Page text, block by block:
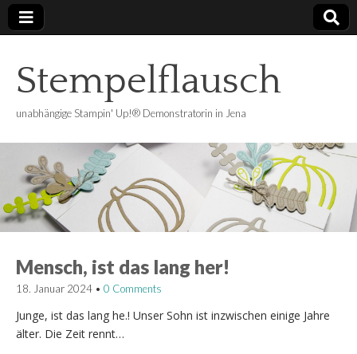
Stempelflausch
unabhängige Stampin' Up!® Demonstratorin in Jena
Mensch, ist das lang her!
18. Januar 2024 • 0 Comments
Junge, ist das lang he.! Unser Sohn ist inzwischen einige Jahre
älter. Die Zeit rennt…